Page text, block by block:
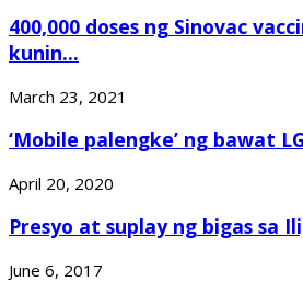
400,000 doses ng Sinovac
kunin...
March 23, 2021
‘Mobile palengke’ ng bawat
April 20, 2020
Presyo at suplay ng bigas sa
June 6, 2017